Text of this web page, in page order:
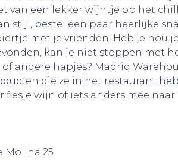
SNUIF CULTUUR!
van een lekker wijntje op het
stijl, bestel een paar heerlijke
met je vrienden. Heb je nou
kan je niet stoppen met
andere hapjes? Madrid
die ze in het restaurant
flesje wijn of iets anders mee naar
Molina 25